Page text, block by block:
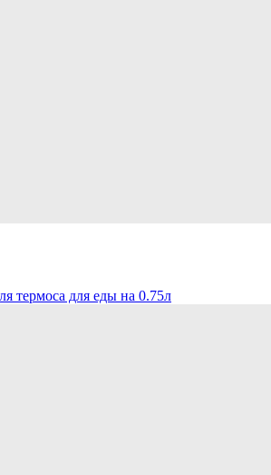
термоса для еды на 0.75л